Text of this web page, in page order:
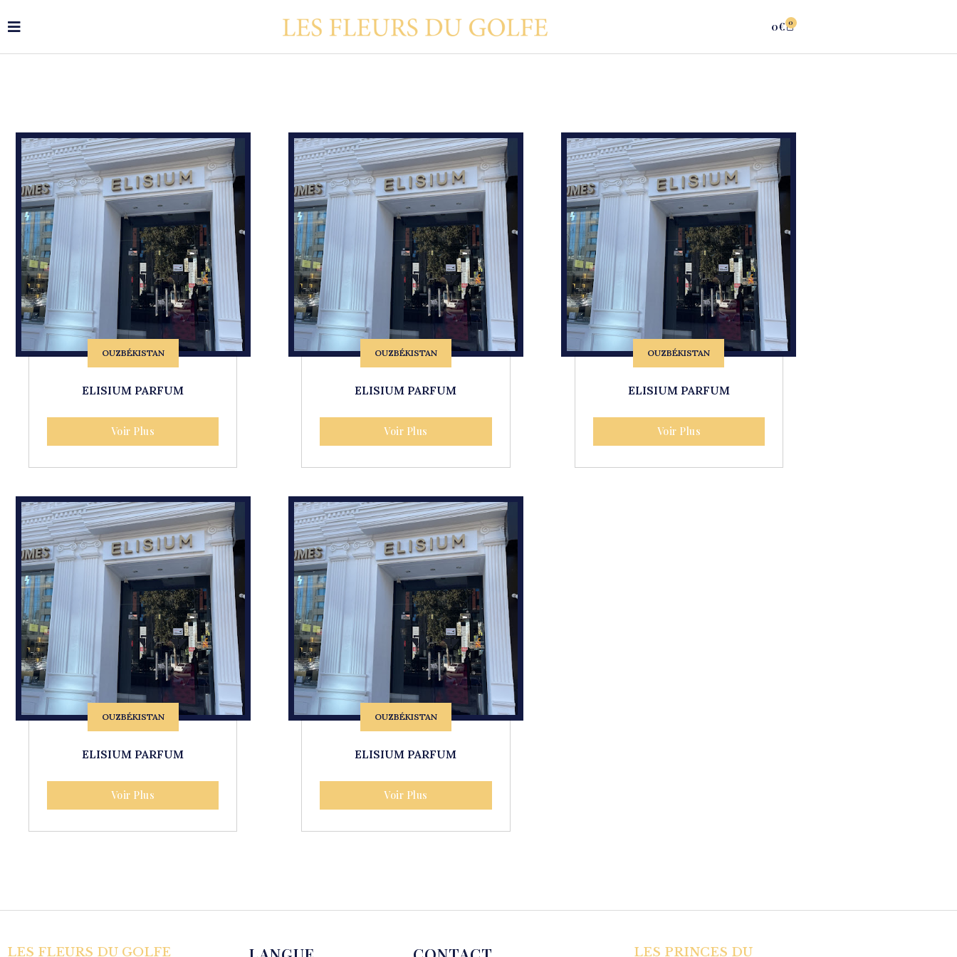
0€ 0
OUZBÉKISTAN
ELISIUM PARFUM
Voir Plus
OUZBÉKISTAN
ELISIUM PARFUM
Voir Plus
OUZBÉKISTAN
ELISIUM PARFUM
Voir Plus
OUZBÉKISTAN
ELISIUM PARFUM
Voir Plus
OUZBÉKISTAN
ELISIUM PARFUM
Voir Plus
LES FLEURS DU GOLFE LES PRINCES DU